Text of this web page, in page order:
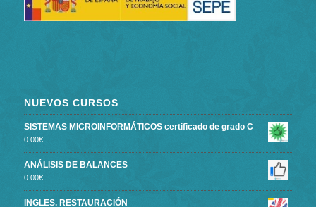
NUEVOS CURSOS
SISTEMAS MICROINFORMÁTICOS certificado de grado C
0.00€
ANÁLISIS DE BALANCES
0.00€
INGLES. RESTAURACIÓN